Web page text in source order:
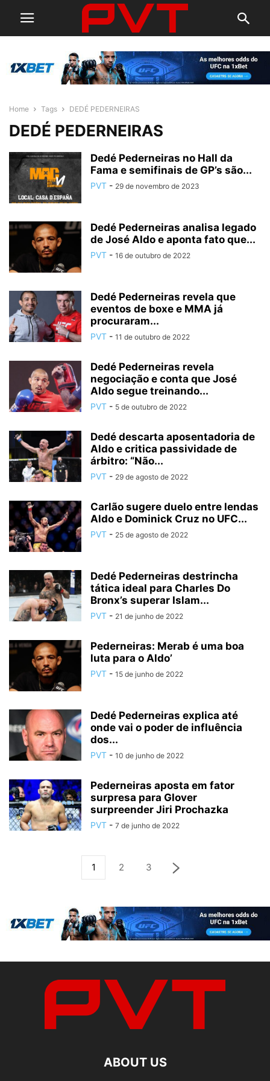
Home Tags DEDÉ PEDERNEIRAS
DEDÉ PEDERNEIRAS
Dedé Pederneiras no Hall da
Fama e semifinais de GP’s são...
PVT - 29 de novembro de 2023
Dedé Pederneiras analisa legado
de José Aldo e aponta fato que...
PVT - 16 de outubro de 2022
Dedé Pederneiras revela que
eventos de boxe e MMA já
procuraram...
PVT - 11 de outubro de 2022
Dedé Pederneiras revela
negociação e conta que José
Aldo segue treinando...
PVT - 5 de outubro de 2022
Dedé descarta aposentadoria de
Aldo e critica passividade de
árbitro: “Não...
PVT - 29 de agosto de 2022
Carlão sugere duelo entre lendas
Aldo e Dominick Cruz no UFC...
PVT - 25 de agosto de 2022
Dedé Pederneiras destrincha
tática ideal para Charles Do
Bronx’s superar Islam...
PVT - 21 de junho de 2022
Pederneiras: Merab é uma boa
luta para o Aldo’
PVT - 15 de junho de 2022
Dedé Pederneiras explica até
onde vai o poder de influência
dos...
PVT - 10 de junho de 2022
Pederneiras aposta em fator
surpresa para Glover
surpreender Jiri Prochazka
PVT - 7 de junho de 2022
1 2 3
ABOUT US